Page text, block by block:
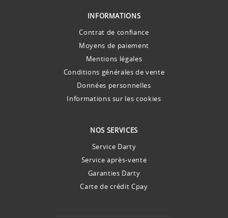
INFORMATIONS
Contrat de confiance
Moyens de paiement
Mentions légales
Conditions générales de vente
Données personnelles
Informations sur les cookies
NOS SERVICES
Service Darty
Service après-vente
Garanties Darty
Carte de crédit Cpay